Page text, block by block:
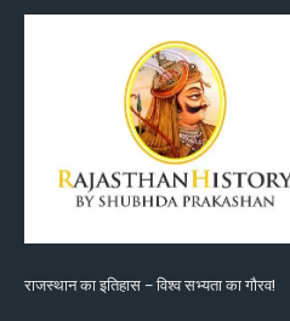
राजस्थान का इतिहास – विश्व सभ्यता का गौरव!